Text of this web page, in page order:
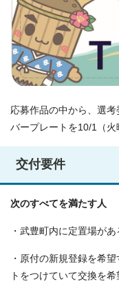
応募作品の中から、選
バープレートを10/1（火
交付要件
次のすべてを満たす人
・武豊町内に定置場が
・原付の新規登録を希
トをつけていて交換を希